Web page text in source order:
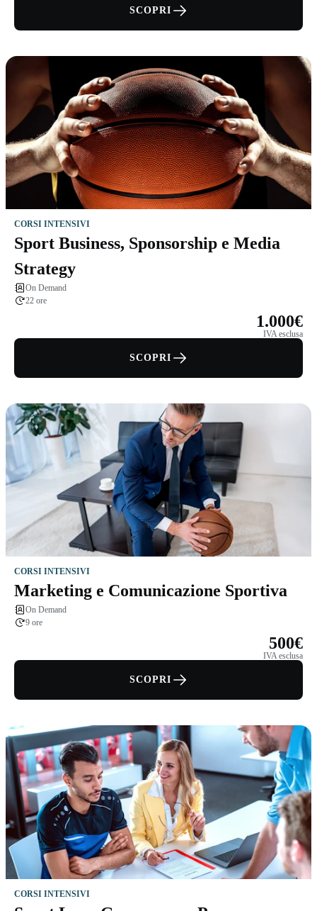
SCOPRI
CORSI INTENSIVI
Sport Business, Sponsorship e Media
Strategy
On Demand
22 ore
1.000€
IVA esclusa
SCOPRI
CORSI INTENSIVI
Marketing e Comunicazione Sportiva
On Demand
9 ore
500€
IVA esclusa
SCOPRI
CORSI INTENSIVI